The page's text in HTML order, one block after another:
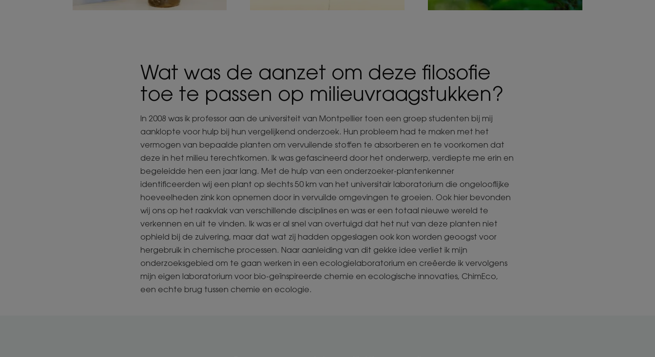
Wat was de aanzet om deze filosofie
toe te passen op milieuvraagstukken?
In 2008 was ik professor aan de universiteit van Montpellier toen een groep studenten bij mij
aanklopte voor hulp bij hun vergelijkend onderzoek. Hun probleem had te maken met het
vermogen van bepaalde planten om vervuilende stoffen te absorberen en te voorkomen dat
deze in het milieu terechtkomen. Ik was gefascineerd door het onderwerp, verdiepte me erin en
begeleidde hen een jaar lang. Met de hulp van een onderzoeker-plantenkenner
identificeerden wij een plant op slechts 50 km van het universitair laboratorium die ongelooflijke
hoeveelheden zink kon opnemen door in vervuilde omgevingen te groeien. Ook hier bevonden
wij ons op het raakvlak van verschillende disciplines en was er een totaal nieuwe wereld te
verkennen en uit te vinden. Ik was er al snel van overtuigd dat het nut van deze planten niet
ophield bij de zuivering, maar dat wat zij hadden opgeslagen ook kon worden geoogst voor
hergebruik in chemische processen. Naar aanleiding van dit gekke idee verliet ik mijn
onderzoeksgebied om te gaan werken in een ecologielaboratorium en creëerde ik vervolgens
mijn eigen laboratorium voor bio-geïnspireerde chemie en ecologische innovaties, ChimEco,
een echte brug tussen chemie en ecologie.